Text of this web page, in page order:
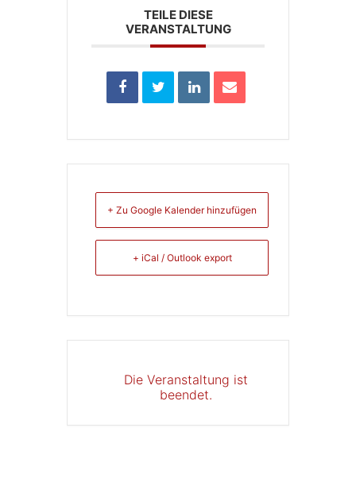
TEILE DIESE
VERANSTALTUNG
+ Zu Google Kalender hinzufügen
+ iCal / Outlook export
Die Veranstaltung ist
beendet.